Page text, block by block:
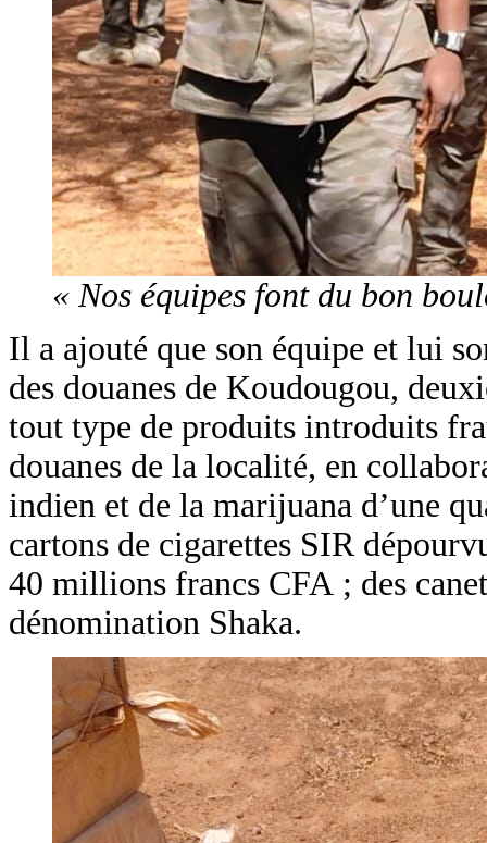
« Nos équipes font du bon
Il a ajouté que son équipe et lui
des douanes de Koudougou,
tout type de produits introduits
douanes de la localité, en
indien et de la marijuana d’une
cartons de cigarettes SIR
40 millions francs CFA ; des
dénomination Shaka.